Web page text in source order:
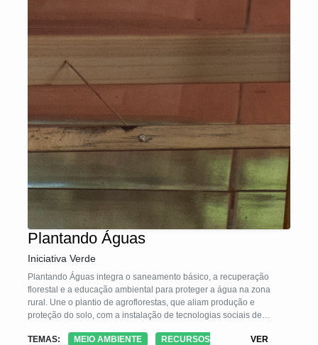
Plantando Águas
Iniciativa Verde
Plantando Águas integra o saneamento básico, a recuperação
florestal e a educação ambiental para proteger a água na zona
rural. Une o plantio de agroflorestas, que aliam produção e
proteção do solo, com a instalação de tecnologias sociais de
filtrante, a cisterna de captação de águas de chuvas. O conjunto
TEMAS: MEIO AMBIENTE
RECURSOS
VER